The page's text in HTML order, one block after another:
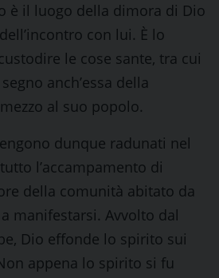
è il luogo della dimora di Dio
con lui. È lo
le cose sante, tra cui
anch’essa della
al suo popolo.
dunque radunati nel
l’accampamento di
della comunità abitato da
manifestarsi. Avvolto dal
Dio effonde lo spirito sui
appena lo spirito si fu